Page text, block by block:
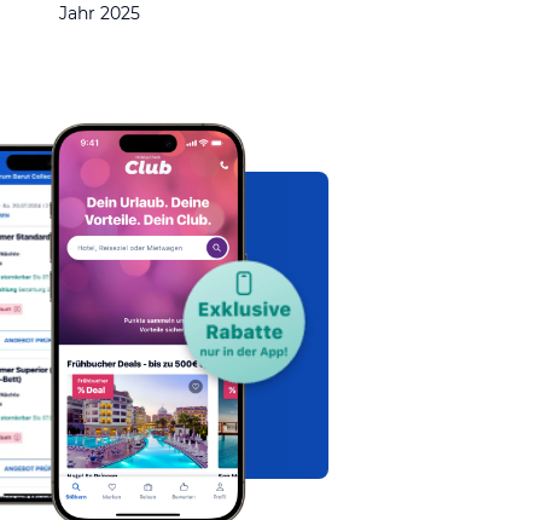
Jahr 2025